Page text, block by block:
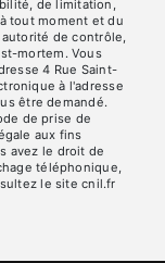
de limitation,
tout moment et du
autorité de contrôle,
mortem. Vous
4 Rue Saint-
à l'adresse
être demandé.
de prise de
aux fins
avez le droit de
téléphonique,
le site cnil.fr